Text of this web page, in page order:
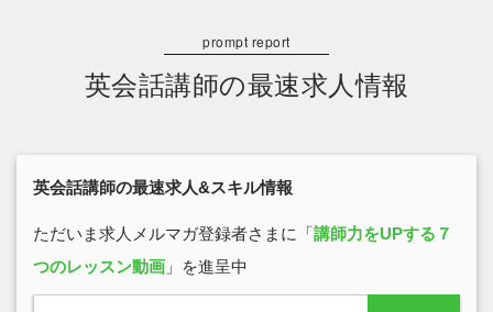
英会話講師の最速求人情報
英会話講師の最速求人&スキル情報
ただいま求人メルマガ登録者さまに「講師力をUPする７
つのレッスン動画 」を進呈中